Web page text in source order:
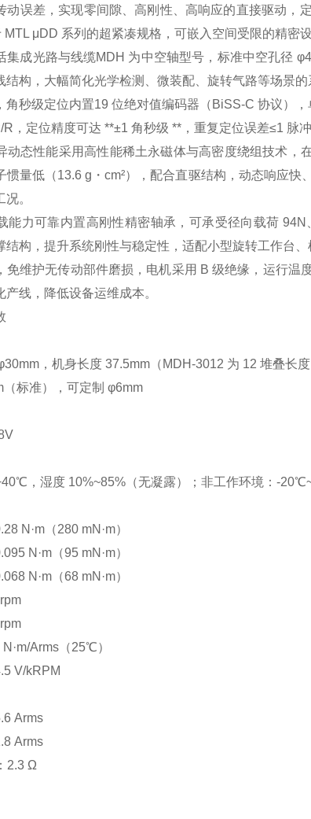
动误差，实现零间隙、高刚性、高响应的直接驱动，
MTL μDD 系列的超紧凑规格，可嵌入空间受限的精密
集成光路与线缆MDH 为中空轴型号，标准中空孔径
结构，大幅简化光学检测、微装配、旋转气路等场景
角秒级定位内置19 位绝对值编码器（BiSS-C 协议）
，定位精度可达 **±1 角秒级 **，重复定位误差≤1 脉
动态性能采用高性能稀土永磁体与高密度绕组技术，
惯量低（13.6 g・cm²），配合直驱结构，动态响应
。
能力可靠内置高刚性精密轴承，可承受径向载荷
结构，提升系统刚性与稳定性，适配小型旋转工作台
免维护无传动部件磨损，电机采用 B 级绝缘，运行温
线，降低设备运维成本。
，机身长度 37.5mm（MDH-3012 为 12 堆叠长
标准），可定制 φ6mm
，湿度 10%~85%（无凝露）；非工作环境：-
N·m（280 mN·m）
N·m（95 mN·m）
N·m（68 mN·m）
Arms（25℃）
V/kRPM
Arms
Arms
2.3 Ω